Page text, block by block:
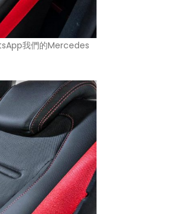
我們的Mercedes